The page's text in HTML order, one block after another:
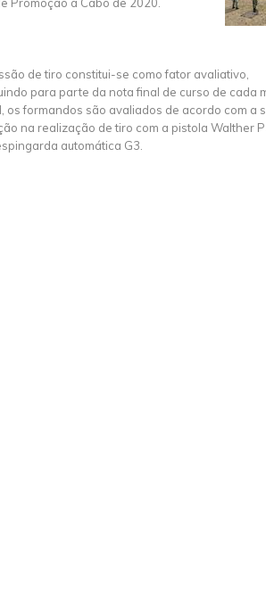
de tiro constitui-se como fator avaliativo,
para parte da nota final de curso de cada
os formandos são avaliados de acordo com a
na realização de tiro com a pistola Walther
automática G3.